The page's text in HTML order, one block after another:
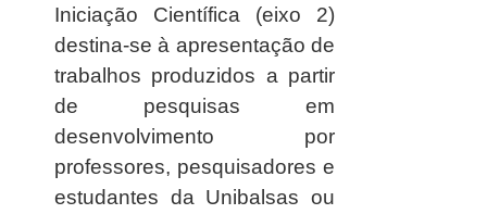
Iniciação Científica (eixo 2)
destina-se à apresentação de
trabalhos produzidos a partir
de pesquisas em
desenvolvimento por
professores, pesquisadores e
estudantes da Unibalsas ou